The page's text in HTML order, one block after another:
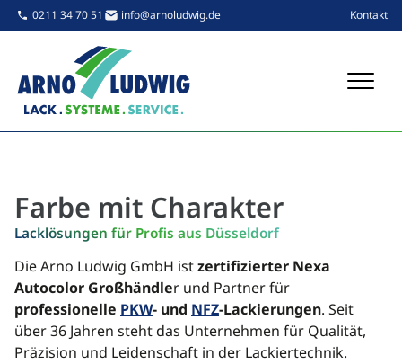
0211 34 70 51 info@arnoludwig.de Kontakt
Farbe mit Charakter
Lacklösungen für Profis aus Düsseldorf
Die Arno Ludwig GmbH istzertifizierter Nexa
Autocolor Großhändler und Partner für
professionelle PKW- und NFZ-Lackierungen. Seit
über 36 Jahren steht das Unternehmen für Qualität,
Präzision und Leidenschaft in der Lackiertechnik.